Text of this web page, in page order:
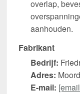
overlap,
aanhouden.
Fabrikant
Bedrijf:
Adres:
E-mail: